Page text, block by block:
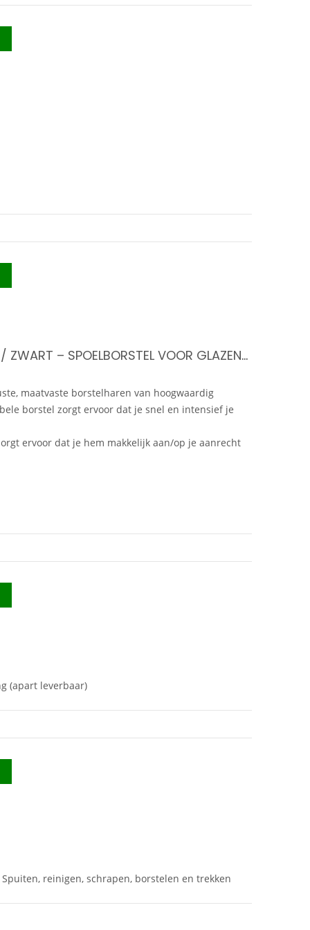
GLAZENBORSTEL- GRIJS / ZWART – SPOELBORSTEL VOOR GLAZEN – GLAZENBORSTEL GOOTSTEEN – BAR STYLE GLAZENBORSTEL – MET ZUIGNAP
maatvaste borstelharen van hoogwaardig
borstel zorgt ervoor dat je snel en intensief je
ervoor dat je hem makkelijk aan/op je aanrecht
(apart leverbaar)
reinigen, schrapen, borstelen en trekken